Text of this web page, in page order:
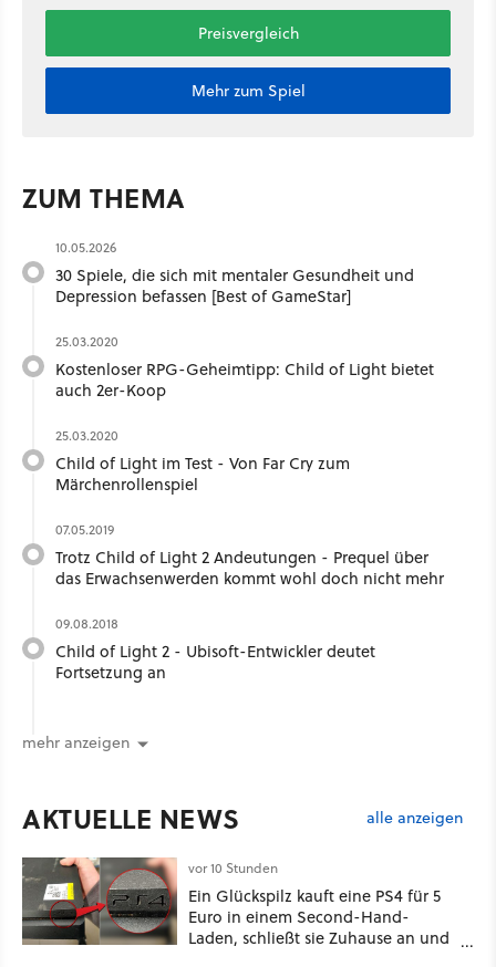
Preisvergleich
Mehr zum Spiel
ZUM THEMA
10.05.2026
30 Spiele, die sich mit mentaler Gesundheit und
Depression befassen [Best of GameStar]
25.03.2020
Kostenloser RPG-Geheimtipp: Child of Light bietet
auch 2er-Koop
25.03.2020
Child of Light im Test - Von Far Cry zum
Märchenrollenspiel
07.05.2019
Trotz Child of Light 2 Andeutungen - Prequel über
das Erwachsenwerden kommt wohl doch nicht mehr
09.08.2018
Child of Light 2 - Ubisoft-Entwickler deutet
Fortsetzung an
mehr anzeigen
AKTUELLE NEWS alle anzeigen
vor 10 Stunden
Ein Glückspilz kauft eine PS4 für 5
Euro in einem Second-Hand-
Laden, schließt sie Zuhause an und